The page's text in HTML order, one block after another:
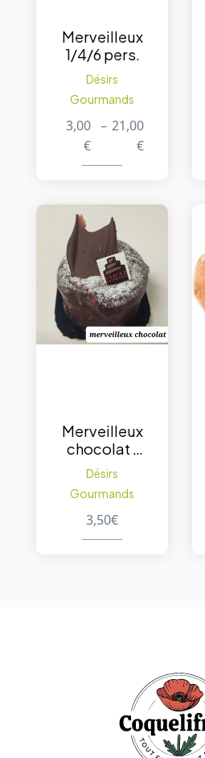
Merveilleux
1/4/6 pers.
Désirs
Gourmands
3,00
€
– 21,00
€
Merveilleux
chocolat 1
Pc
Désirs
Gourmands
3,50€